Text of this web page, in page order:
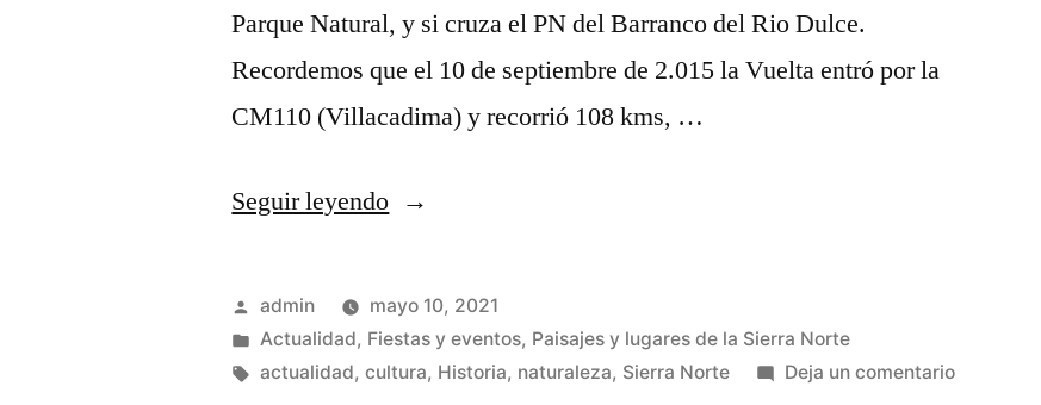
Parque Natural, y si cruza el PN del Barranco del Rio Dulce.
Recordemos que el 10 de septiembre de 2.015 la Vuelta entró por la
CM110 (Villacadima) y recorrió 108 kms, …
Seguir leyendo«La
ciclista
vuelve
a
Publicado
por
admin
mayo 10, 2021
Publicado
en
Actualidad, Fiestas y eventos, Paisajes y lugares de la Sierra Norte
Etiquetas:
actualidad,cultura, Historia, naturaleza, Sierra Norte Deja un comentarioen